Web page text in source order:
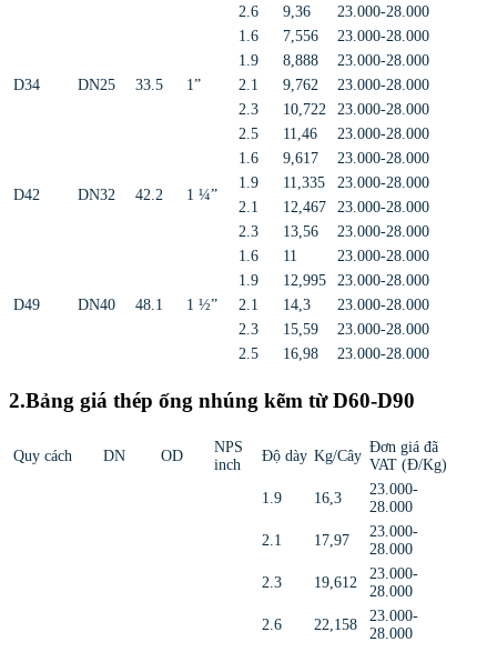
2.6
9,36 23.000-28.000
D34 DN25 33.5 1”
1.6 7,556
23.000-28.000
1.9
8,888
23.000-28.000
2.1
9,762
23.000-28.000
2.3
10,722
23.000-28.000
2.5
11,46 23.000-28.000
D42 DN32 42.2 1 ¼”
1.6 9,617
23.000-28.000
1.9
11,335
23.000-28.000
2.1
12,467
23.000-28.000
2.3
13,56 23.000-28.000
D49
1.6 11
23.000-28.000
1.9
12,995
23.000-28.000
DN40
48.1 1 ½” 2.1 14,3
23.000-28.000
2.3
15,59
23.000-28.000
2.5
16,98 23.000-28.000
2.Bảng giá thép ống nhúng kẽm từ D60-D90
Quy cách DN OD
NPS
inch
Độ dày Kg/Cây
Đơn giá đã
VAT (Đ/Kg)
1.9 16,3
23.000-
28.000
2.1
17,97
23.000-
28.000
2.3
19,612
23.000-
28.000
2.6
22,158
23.000-
28.000